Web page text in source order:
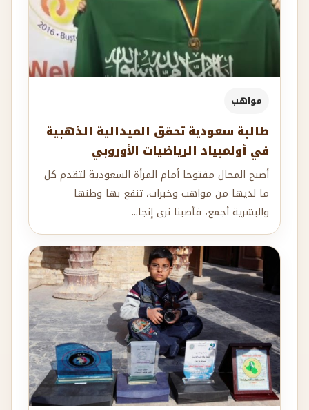
مواهب
طالبة سعودية تحقق الميدالية الذهبية
في أولمبياد الرياضيات الأوروبي
أصبح المحال مفتوحا أمام المرأة السعودية لتقدم كل
ما لديها من مواهب وخبرات، تنفع بها وطنها
والبشرية أجمع، فأصبنا نرى إنجا...